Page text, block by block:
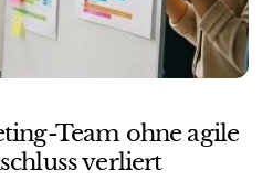
Team ohne agile
verliert